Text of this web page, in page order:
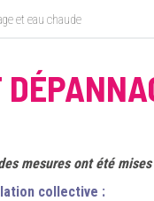
et eau chaude
mesures ont été
collective :